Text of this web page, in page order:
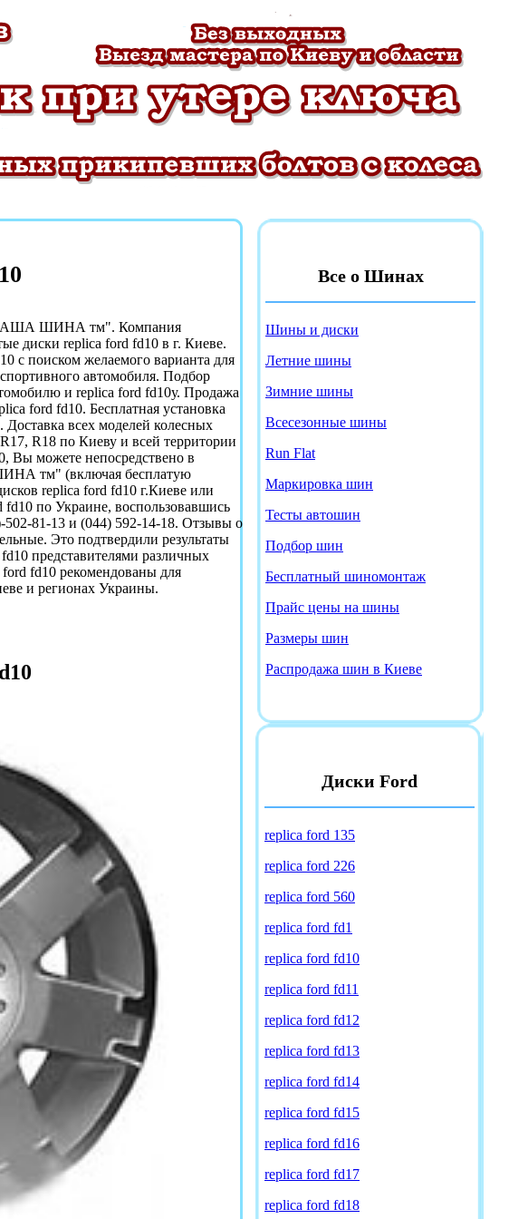
ШИНА тм". Компания
диски replica ford fd10 в г. Киеве.
c поиском желаемого варианта для
автомобиля. Подбор
и replica ford fd10у. Продажа
ford fd10. Бесплатная установка
всех моделей колесных
R18 по Киеву и всей территории
Вы можете непосредствено в
тм" (включая бесплатую
replica ford fd10 г.Киеве или
fd10 по Украине, воспользовавшись
81-13 и (044) 592-14-18. Отзывы о
Это подтвердили результаты
представителями различных
fd10 рекомендованы для
и регионах Украины.
Все о Шинах
Шины и диски
Летние шины
Зимние шины
Всесезонные шины
Run Flat
Маркировка шин
Тесты автошин
Подбор шин
Бесплатный шиномонтаж
Прайс цены на шины
Размеры шин
Распродажа шин в Киеве
Диски Ford
replica ford 135
replica ford 226
replica ford 560
replica ford fd1
replica ford fd10
replica ford fd11
replica ford fd12
replica ford fd13
replica ford fd14
replica ford fd15
replica ford fd16
replica ford fd17
replica ford fd18